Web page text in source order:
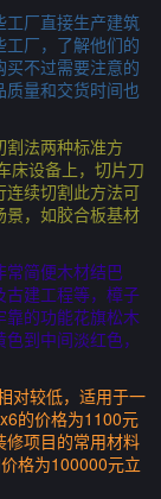
厂直接生产建筑
厂，了解他们的
不过需要注意的
质量和交货时间也
法两种标准方
床设备上，切片刀
连续切割此方法可
景，如胶合板基材
简便木材结巴
古建工程等，樟子
靠的功能花旗松木
到中间淡红色，
对较低，适用于一
的价格为1100元
修项目的常用材料
格为100000元立